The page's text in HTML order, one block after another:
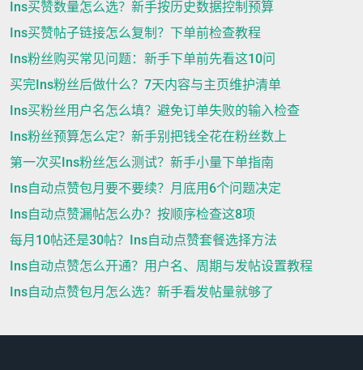
Ins买赞数量怎么选？新手按历史数据控制预算
Ins买赞帖子链接怎么复制？下单前检查教程
Ins粉丝购买常见问题：新手下单前先看这10问
买完Ins粉丝后做什么？7天内容与主页维护清单
Ins买粉丝用户名怎么填？避免订单失败的输入检查
Ins粉丝预算怎么定？新手别把钱全花在粉丝数上
第一次买Ins粉丝怎么测试？新手小量下单指南
Ins自动点赞包月要不要续？月底用6个问题决定
Ins自动点赞漏帖怎么办？按顺序检查这8项
每月10帖还是30帖？Ins自动点赞套餐选择方法
Ins自动点赞怎么开通？用户名、周期与发帖设置教程
Ins自动点赞包月怎么选？新手看发帖量就够了